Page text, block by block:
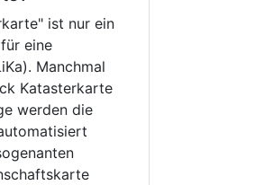
ist nur ein
eine
Manchmal
Katasterkarte
werden die